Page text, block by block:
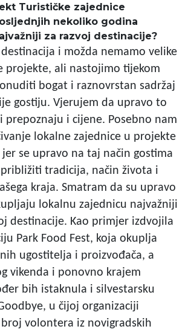
Turističke zajednice
nekoliko godina
za razvoj destinacije?
i možda nemamo velike
projekte, ali nastojimo tijekom
bogat i raznovrstan sadržaj
gostiju. Vjerujem da upravo to
prepoznaju i cijene. Posebno nam
lokalne zajednice u projekte
se upravo na taj način gostima
tradicija, način života i
kraja. Smatram da su upravo
lokalnu zajednicu najvažniji
destinacije. Kao primjer izdvojila
Park Food Fest, koja okuplja
ugostitelja i proizvođača, a
vikenda i ponovno krajem
bih istaknula i silvestarsku
u čijoj organizaciji
volontera iz novigradskih